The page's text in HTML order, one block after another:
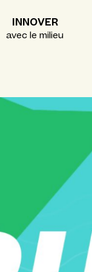
INNOVER
avec le milieu